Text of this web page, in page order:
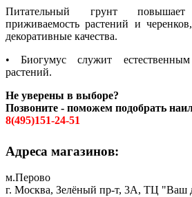
Питательный грунт
приживаемость растений и
декоративные качества.
• Биогумус служит
растений.
Не уверены в выборе?
Позвоните - поможем подобрать
8(495)151-24-51
Адреса магазинов:
м.Перово
г. Москва, Зелёный пр-т, 3А, ТЦ "Ваш